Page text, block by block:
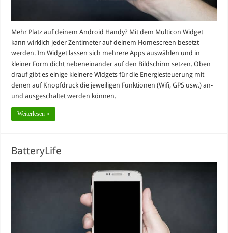
Mehr Platz auf deinem Android Handy? Mit dem Multicon Widget
kann wirklich jeder Zentimeter auf deinem Homescreen besetzt
werden. Im Widget lassen sich mehrere Apps auswählen und in
kleiner Form dicht nebeneinander auf den Bildschirm setzen. Oben
drauf gibt es einige kleinere Widgets für die Energiesteuerung mit
denen auf Knopfdruck die jeweiligen Funktionen (Wifi, GPS usw.) an-
und ausgeschaltet werden können.
Weiterlesen »
BatteryLife